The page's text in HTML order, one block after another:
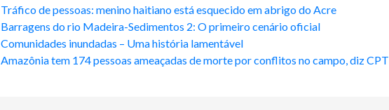
Tráfico de pessoas: menino haitiano está esquecido em abrigo do Acre
Barragens do rio Madeira-Sedimentos 2: O primeiro cenário oficial
Comunidades inundadas – Uma história lamentável
Amazônia tem 174 pessoas ameaçadas de morte por conflitos no campo, diz CPT